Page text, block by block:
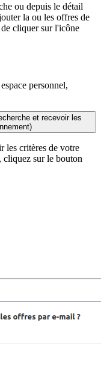
ou depuis le détail
la ou les offres de
cliquer sur l'icône
personnel,
et recevoir les
les critères de votre
cliquez sur le bouton